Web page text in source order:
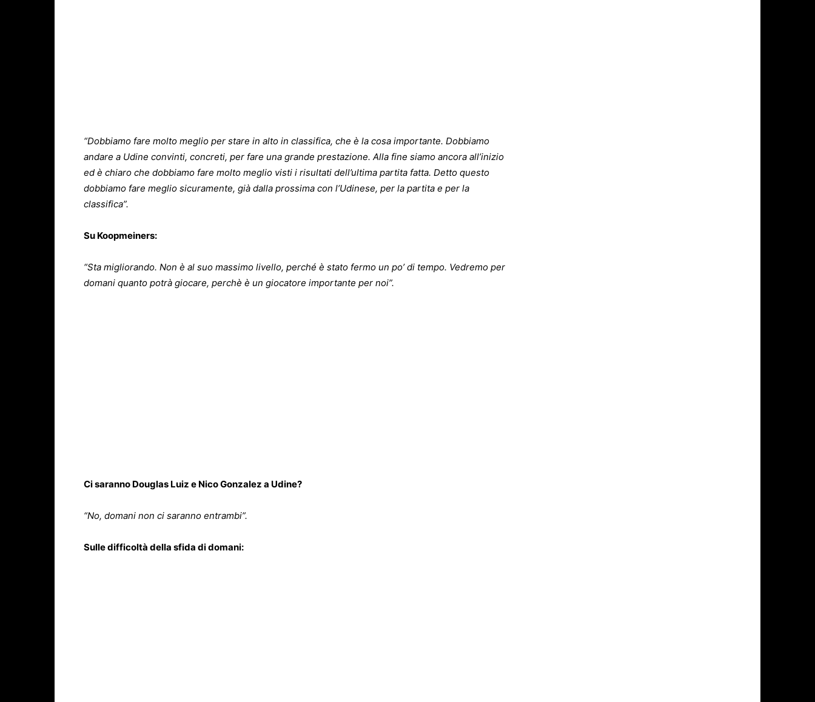
“Dobbiamo fare molto meglio per stare in alto in classifica, che è la cosa importante. Dobbiamo
andare a Udine convinti, concreti, per fare una grande prestazione. Alla fine siamo ancora all’inizio
ed è chiaro che dobbiamo fare molto meglio visti i risultati dell’ultima partita fatta. Detto questo
dobbiamo fare meglio sicuramente, già dalla prossima con l’Udinese, per la partita e per la
classifica”.
Su Koopmeiners:
“Sta migliorando. Non è al suo massimo livello, perché è stato fermo un po’ di tempo. Vedremo per
domani quanto potrà giocare, perchè è un giocatore importante per noi”.
Ci saranno Douglas Luiz e Nico Gonzalez a Udine?
“No, domani non ci saranno entrambi”.
Sulle difficoltà della sfida di domani: